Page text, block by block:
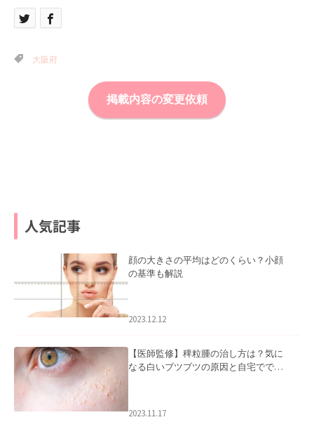
大阪府
掲載内容の変更依頼
人気記事
顔の大きさの平均はどのくらい？小顔
の基準も解説
2023.12.12
【医師監修】稗粒腫の治し方は？気に
なる白いブツブツの原因と自宅ででき
2023.11.17